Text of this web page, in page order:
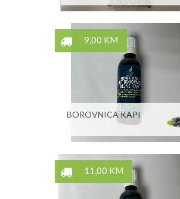
9,00 KM
BOROVNICA KAPI
11,00 KM